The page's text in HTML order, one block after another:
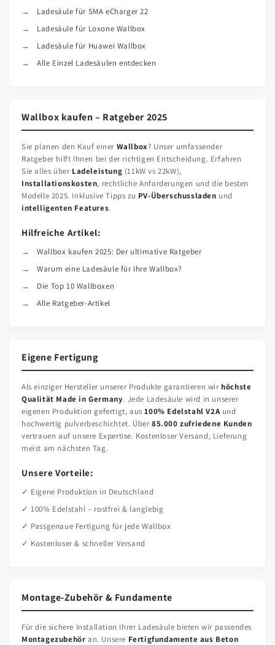
Ladesäule für SMA eCharger 22
Ladesäule für Loxone Wallbox
Ladesäule für Huawei Wallbox
Alle Einzel Ladesäulen entdecken
Wallbox kaufen – Ratgeber 2025
Sie planen den Kauf einer Wallbox? Unser umfassender
Ratgeber hilft Ihnen bei der richtigen Entscheidung. Erfahren
Sie alles über Ladeleistung (11kW vs 22kW),
Installationskosten, rechtliche Anforderungen und die besten
Modelle 2025. Inklusive Tipps zu PV-Überschussladen und
intelligenten Features.
Hilfreiche Artikel:
Wallbox kaufen 2025: Der ultimative Ratgeber
Warum eine Ladesäule für Ihre Wallbox?
Die Top 10 Wallboxen
Alle Ratgeber-Artikel
Eigene Fertigung
Als einziger Hersteller unserer Produkte garantieren wirhöchste
Qualität Made in Germany. Jede Ladesäule wird in unserer
eigenen Produktion gefertigt, aus100% Edelstahl V2Aund
hochwertig pulverbeschichtet. Über85.000 zufriedene Kunden
vertrauen auf unsere Expertise. Kostenloser Versand, Lieferung
meist am nächsten Tag.
Unsere Vorteile:
✓ Eigene Produktion in Deutschland
✓ 100% Edelstahl – rostfrei & langlebig
✓ Passgenaue Fertigung für jede Wallbox
✓ Kostenloser & schneller Versand
Montage-Zubehör & Fundamente
Für die sichere Installation Ihrer Ladesäule bieten wir passendes
Montagezubehör an. Unsere Fertigfundamente aus Beton